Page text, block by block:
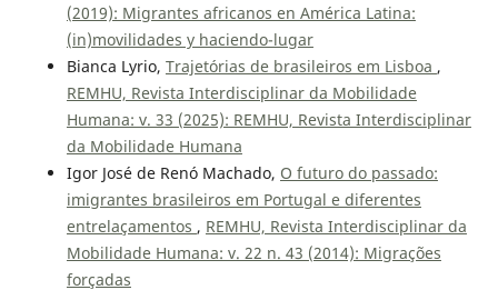
(2019): Migrantes africanos en América Latina:
(in)movilidades y haciendo-lugar
Bianca Lyrio, Trajetórias de brasileiros em Lisboa ,
REMHU, Revista Interdisciplinar da Mobilidade
Humana: v. 33 (2025): REMHU, Revista Interdisciplinar
da Mobilidade Humana
Igor José de Renó Machado, O futuro do passado:
imigrantes brasileiros em Portugal e diferentes
entrelaçamentos , REMHU, Revista Interdisciplinar da
Mobilidade Humana: v. 22 n. 43 (2014): Migrações
forçadas